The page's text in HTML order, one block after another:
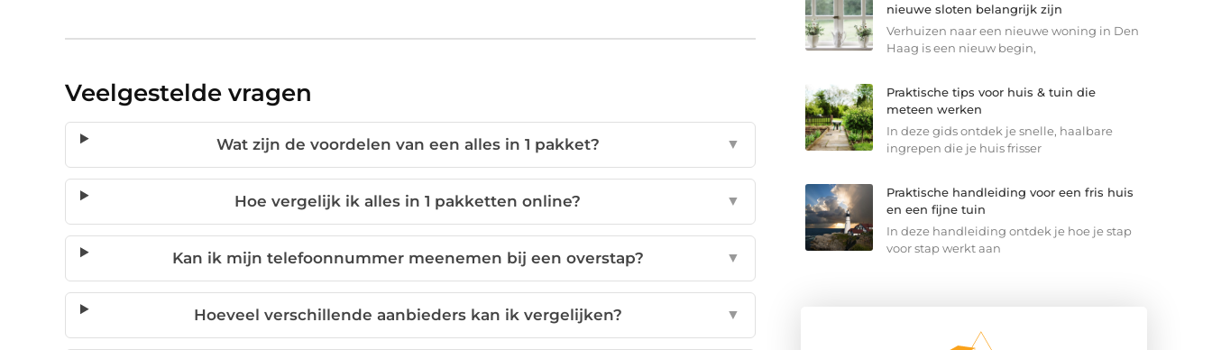
Veelgestelde vragen
Wat zijn de voordelen van een alles in 1 pakket? ▼
Hoe vergelijk ik alles in 1 pakketten online? ▼
Kan ik mijn telefoonnummer meenemen bij een overstap? ▼
Hoeveel verschillende aanbieders kan ik vergelijken? ▼
nieuwe sloten belangrijk zijn
Verhuizen naar een nieuwe woning in Den
Haag is een nieuw begin,
Praktische tips voor huis & tuin die
meteen werken
In deze gids ontdek je snelle, haalbare
ingrepen die je huis frisser
Praktische handleiding voor een fris huis
en een fijne tuin
In deze handleiding ontdek je hoe je stap
voor stap werkt aan